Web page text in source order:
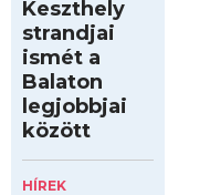
Keszthely
strandjai
ismét a
Balaton
legjobbjai
között
HÍREK